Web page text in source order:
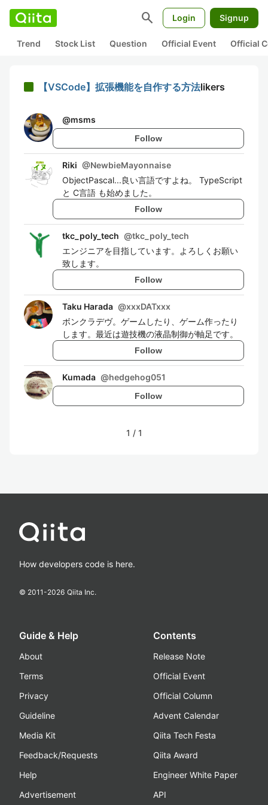
search Login Signup
Trend Stock List Question Official Event Official
【VSCode】拡張機能を自作する方法likers
@msms
Follow
Riki @NewbieMayonnaise
ObjectPascal...良い言語ですよね。 TypeScript
と C言語 も始めました。
Follow
tkc_poly_tech @tkc_poly_tech
エンジニアを目指しています。よろしくお願い
致します。
Follow
Taku Harada @xxxDATxxx
ボンクラデヴ。ゲームしたり、ゲーム作ったり
します。最近は遊技機の液晶制御が軸足です。
Follow
Kumada @hedgehog051
Follow
1 / 1
How developers code is here.
© 2011-2026 Qiita Inc.
Guide & Help
About
Terms
Privacy
Guideline
Media Kit
Feedback/Requests
Help
Advertisement
Contents
Release Note
Official Event
Official Column
Advent Calendar
Qiita Tech Festa
Qiita Award
Engineer White Paper
API